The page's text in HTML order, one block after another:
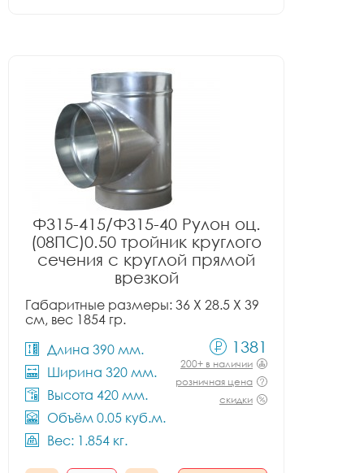
Ф315-415/Ф315-40 Рулон оц.
(08ПС)0.50 тройник круглого
сечения с круглой прямой
врезкой
Габаритные размеры: 36 X 28.5 X 39
см, вес 1854 гр.
Длина 390 мм.
Ширина 320 мм.
Высота 420 мм.
Объём 0.05 куб.м.
Вес: 1.854 кг.
1381
200+ в наличии
розничная цена
скидки